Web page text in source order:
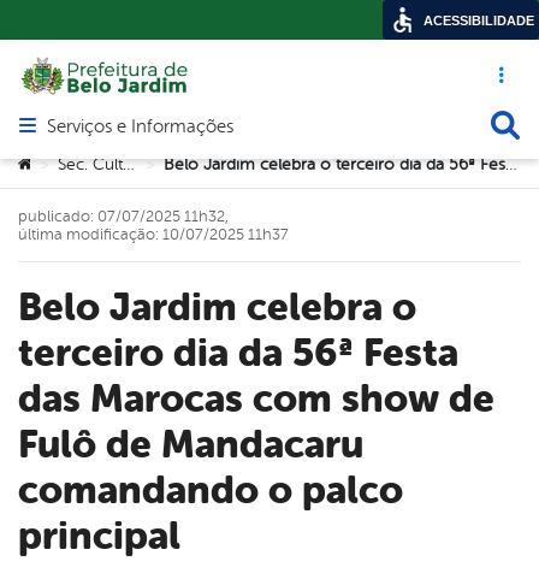
Acesso
Abrir menu principal de navegação
Serviços e Informações
Você está aqui:
> Sec. Cultura > Belo Jardim celebra o terceiro dia da 56ª Festa das Marocas com show de Fulô de Mandacaru comandando o palco principal
Belo Jardim celebra o
terceiro dia da 56ª Festa
das Marocas com show de
Fulô de Mandacaru
comandando o palco
principal
publicado: 07/07/2025 11h32,
última modificação: 10/07/2025 11h37
ACESSIBILIDADE